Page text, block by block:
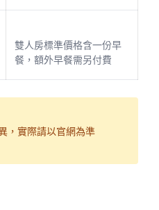
雙人房標準價格含一份早
餐，額外早餐需另付費
，實際請以官網為準